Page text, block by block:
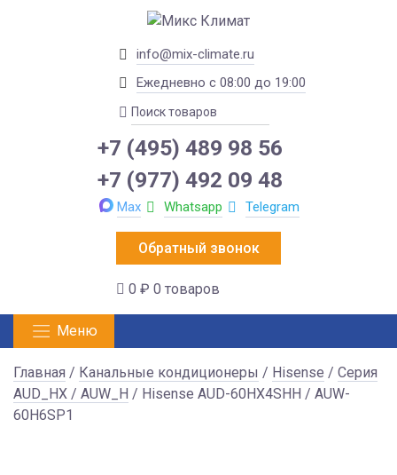
info@mix-climate.ru
Ежедневно с 08:00 до 19:00
+7 (495) 489 98 56
+7 (977) 492 09 48
Max Whatsapp Telegram
Обратный звонок
0 ₽ 0 товаров
Меню
Главная / Канальные кондиционеры / Hisense / Серия
AUD_HX / AUW_H / Hisense AUD-60HX4SHH / AUW-
60H6SP1